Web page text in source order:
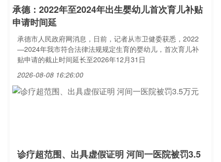
承德：2022年至2024年出生婴幼儿首次育儿补贴
申请时间延
承德市人民政府网消息，日前，记者从市卫健委获悉，2022
—2024年我市符合法律法规规定生育的婴幼儿，首次育儿补
贴申请的截止时间延长至2026年12月31日
2026-08-08 16:26:00
诊疗超范围、出具虚假证明 河间一医院被罚3.5